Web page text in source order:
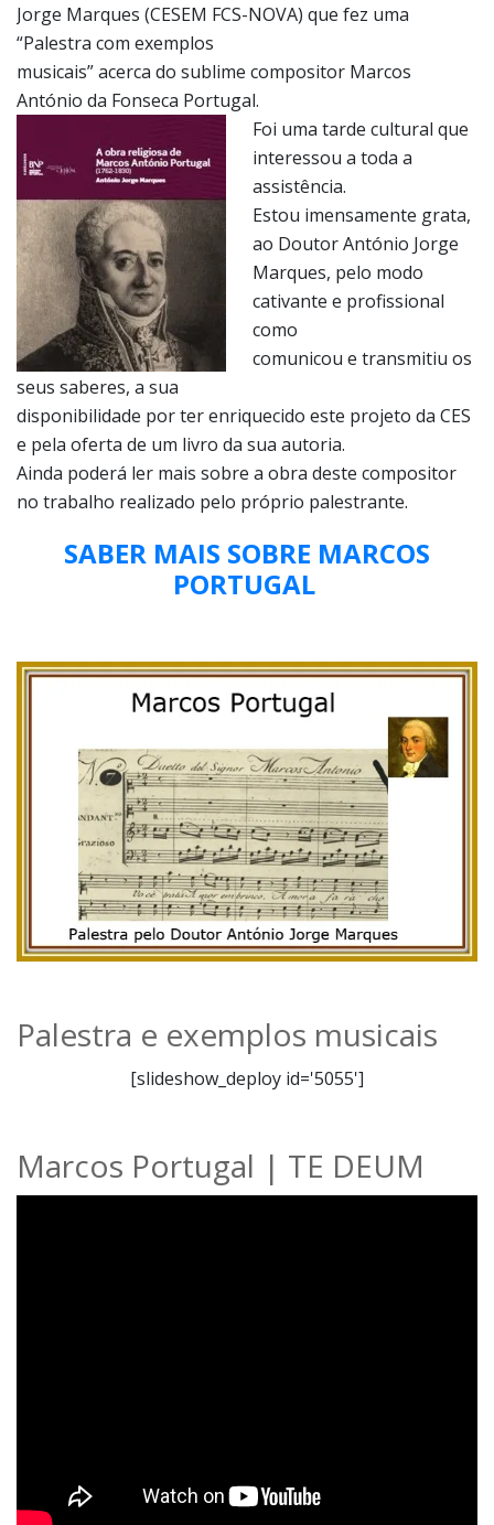
Jorge Marques (CESEM FCS-NOVA) que fez uma
“Palestra com exemplos
musicais” acerca do sublime compositor Marcos
António da Fonseca Portugal.
Foi uma tarde cultural que
interessou a toda a
assistência.
Estou imensamente grata,
ao Doutor António Jorge
Marques, pelo modo
cativante e profissional
como
comunicou e transmitiu os
seus saberes, a sua
disponibilidade por ter enriquecido este projeto da CES
e pela oferta de um livro da sua autoria.
Ainda poderá ler mais sobre a obra deste compositor
no trabalho realizado pelo próprio palestrante.
SABER MAIS SOBRE MARCOS
PORTUGAL
Palestra e exemplos musicais
[slideshow_deploy id='5055']
Marcos Portugal | TE DEUM